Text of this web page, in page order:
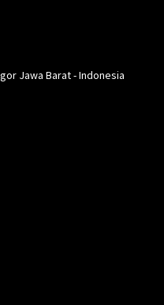
Jawa Barat - Indonesia